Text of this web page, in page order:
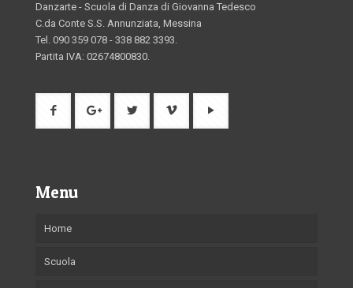
Danzarte - Scuola di Danza di Giovanna Tedesco
C.da Conte S.S. Annunziata, Messina
Tel. 090 359 078 - 338 882 3393.
Partita IVA: 02674800830.
Menu
Home
Scuola